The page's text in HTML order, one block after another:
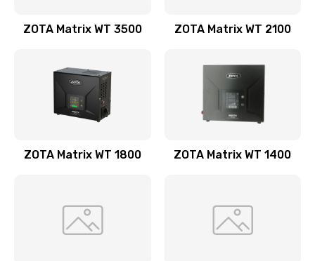
ZOTA Matrix WT 3500 ZOTA Matrix WT 2100
ZOTA Matrix WT 1800 ZOTA Matrix WT 1400